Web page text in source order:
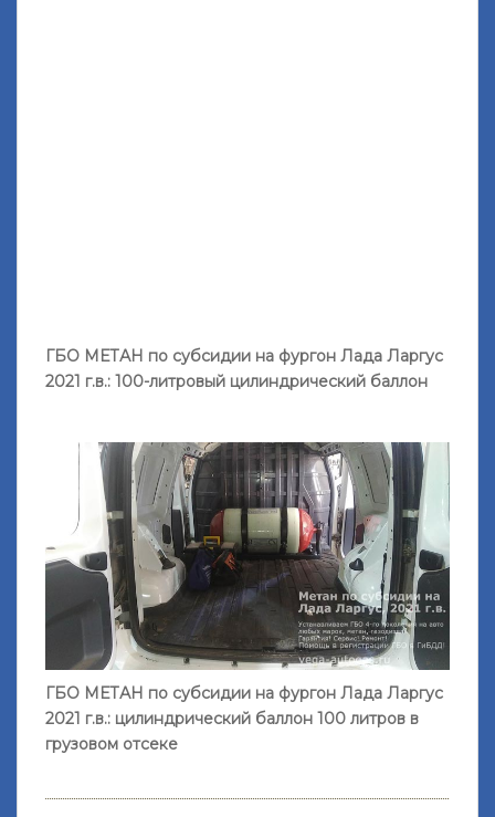
ГБО МЕТАН по субсидии на фургон Лада Ларгус
2021 г.в.: 100-литровый цилиндрический баллон
ГБО МЕТАН по субсидии на фургон Лада Ларгус
2021 г.в.: цилиндрический баллон 100 литров в
грузовом отсеке